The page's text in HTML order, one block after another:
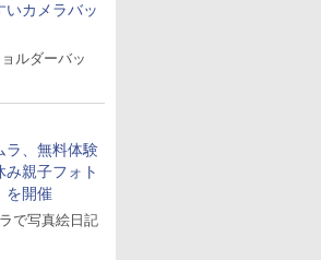
いカメラバッ
ルダーバッ
ラ、無料体験
み親子フォト
を開催
で写真絵日記